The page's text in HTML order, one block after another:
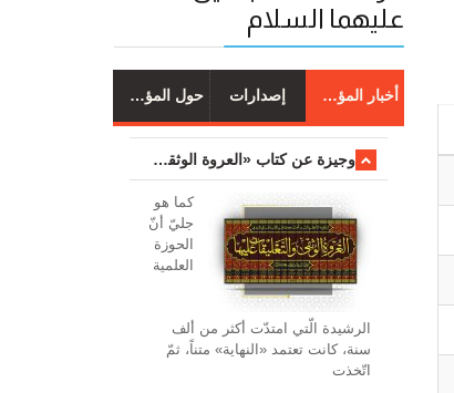
عليهما السلام
أخبار المؤسسة إصدارات حول المؤسسة
وجیزة عن کتاب «العروة الوثقی والتعلیقات علیها»
کما هو
جليّ أنّ
الحوزة
العلمیة
الرشیدة الّتي امتدّت أكثر من ألف
سنة، كانت تعتمد «النهاية» متناً، ثمّ
اتّخذت